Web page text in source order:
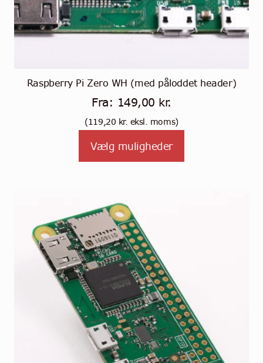
Raspberry Pi Zero WH (med påloddet header)
Fra: 149,00 kr.
(119,20 kr. eksl. moms)
Vælg muligheder